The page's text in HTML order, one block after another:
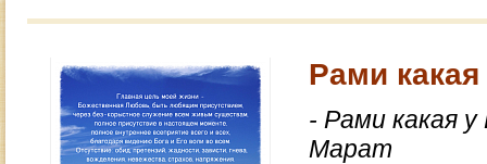
Рами
- Рами какая
Марат